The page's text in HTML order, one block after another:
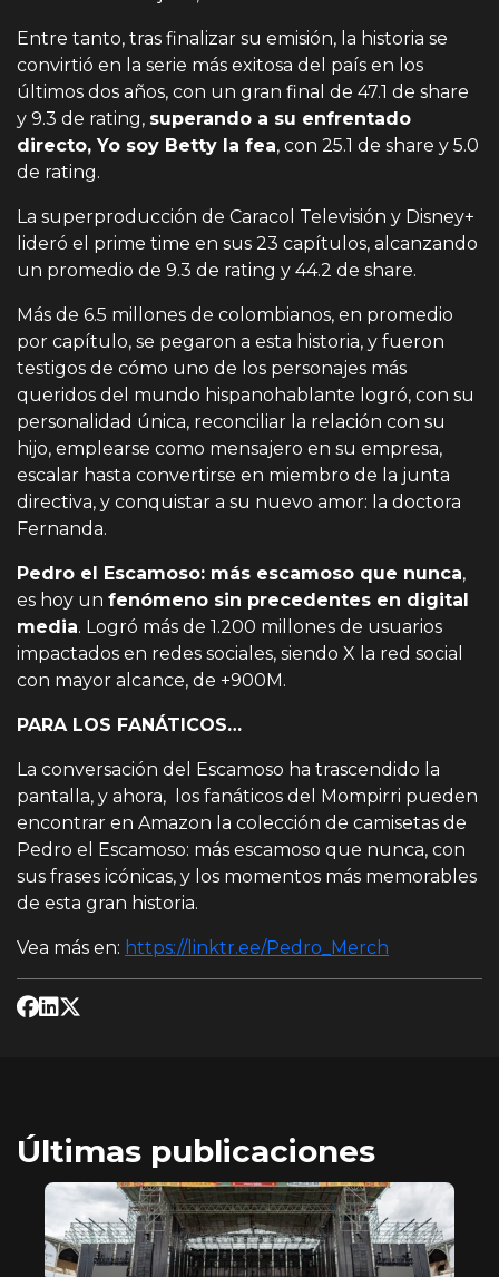
Entre tanto, tras finalizar su emisión, la historia se
convirtió en la serie más exitosa del país en los
últimos dos años, con un gran final de 47.1 de share
y 9.3 de rating, superando a su enfrentado
directo, Yo soy Betty la fea, con 25.1 de share y 5.0
de rating.
La superproducción de Caracol Televisión y Disney+
lideró el prime time en sus 23 capítulos, alcanzando
un promedio de 9.3 de rating y 44.2 de share.
Más de 6.5 millones de colombianos, en promedio
por capítulo, se pegaron a esta historia, y fueron
testigos de cómo uno de los personajes más
queridos del mundo hispanohablante logró, con su
personalidad única, reconciliar la relación con su
hijo, emplearse como mensajero en su empresa,
escalar hasta convertirse en miembro de la junta
directiva, y conquistar a su nuevo amor: la doctora
Fernanda.
Pedro el Escamoso: más escamoso que nunca,
es hoy un fenómeno sin precedentes en digital
media. Logró más de 1.200 millones de usuarios
impactados en redes sociales, siendo X la red social
con mayor alcance, de +900M.
PARA LOS FANÁTICOS…
La conversación del Escamoso ha trascendido la
pantalla, y ahora, los fanáticos del Mompirri pueden
encontrar en Amazon la colección de camisetas de
Pedro el Escamoso: más escamoso que nunca, con
sus frases icónicas, y los momentos más memorables
de esta gran historia.
Vea más en: https://linktr.ee/Pedro_Merch
Últimas publicaciones